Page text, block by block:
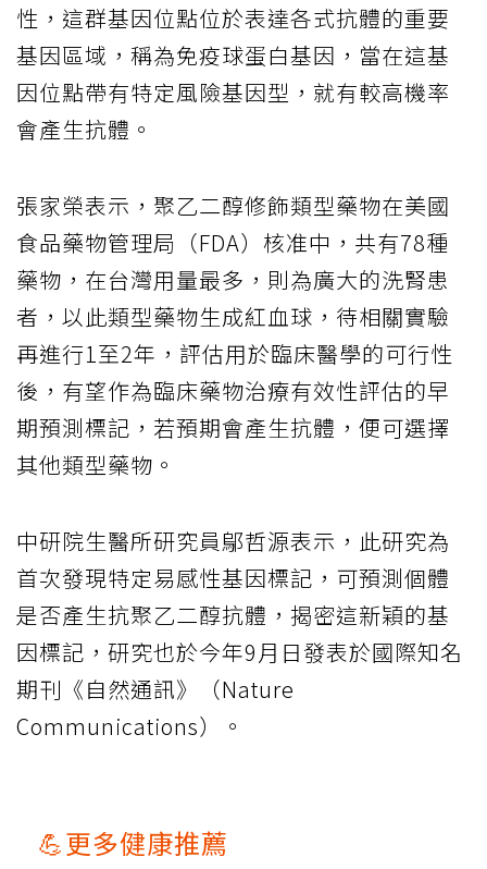
性，這群基因位點位於表達各式抗體的重要
基因區域，稱為免疫球蛋白基因，當在這基
因位點帶有特定風險基因型，就有較高機率
會產生抗體。
張家榮表示，聚乙二醇修飾類型藥物在美國
食品藥物管理局（FDA）核准中，共有78種
藥物，在台灣用量最多，則為廣大的洗腎患
者，以此類型藥物生成紅血球，待相關實驗
再進行1至2年，評估用於臨床醫學的可行性
後，有望作為臨床藥物治療有效性評估的早
期預測標記，若預期會產生抗體，便可選擇
其他類型藥物。
中研院生醫所研究員鄔哲源表示，此研究為
首次發現特定易感性基因標記，可預測個體
是否產生抗聚乙二醇抗體，揭密這新穎的基
因標記，研究也於今年9月日發表於國際知名
期刊《自然通訊》（Nature
Communications）。
💪更多健康推薦